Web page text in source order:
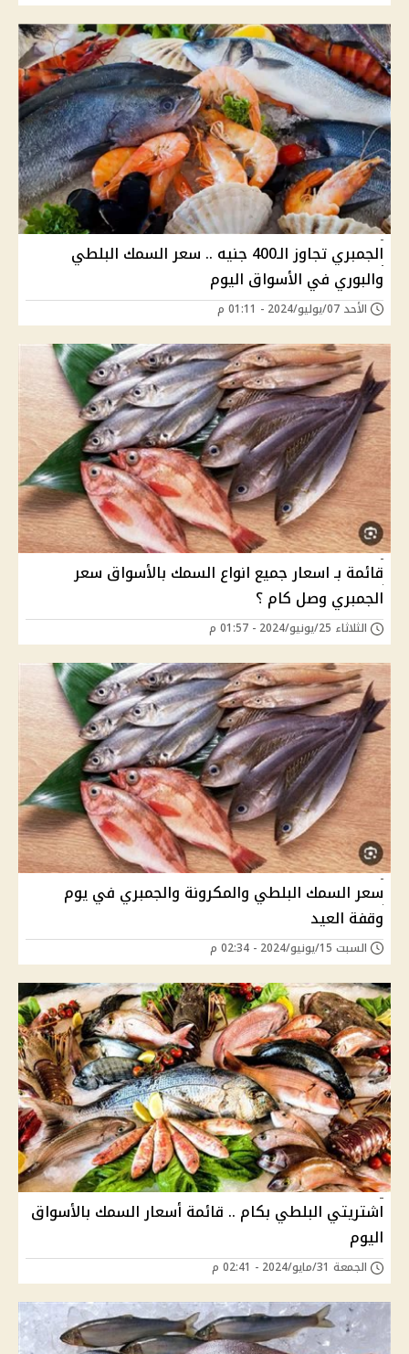
الجمبري تجاوز الـ400 جنيه .. سعر السمك البلطي
والبوري في الأسواق اليوم
الأحد 07/يوليو/2024 - 01:11 م
قائمة بـ اسعار جميع انواع السمك بالأسواق سعر
الجمبري وصل كام ؟
الثلاثاء 25/يونيو/2024 - 01:57 م
سعر السمك البلطي والمكرونة والجمبري في يوم
وقفة العيد
السبت 15/يونيو/2024 - 02:34 م
اشتريتي البلطي بكام .. قائمة أسعار السمك بالأسواق
اليوم
الجمعة 31/مايو/2024 - 02:41 م